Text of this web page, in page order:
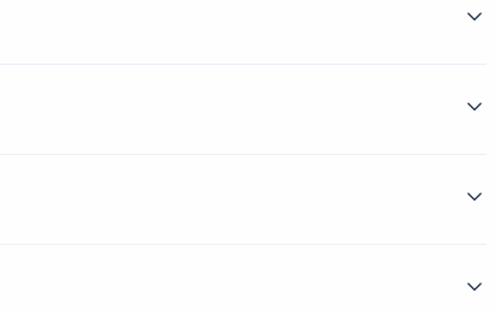
необходимого объекта и общения с местными
вещь в их магазине.